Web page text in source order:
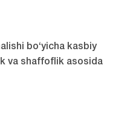
bo‘yicha kasbiy
va shaffoflik asosida